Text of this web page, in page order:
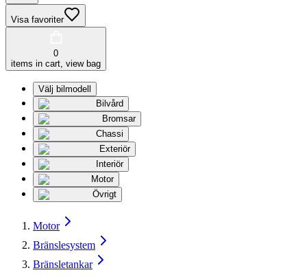
Visa favoriter
0
items in cart, view bag
Välj bilmodell
Bilvård
Bromsar
Chassi
Exteriör
Interiör
Motor
Övrigt
Motor
Bränslesystem
Bränsletankar